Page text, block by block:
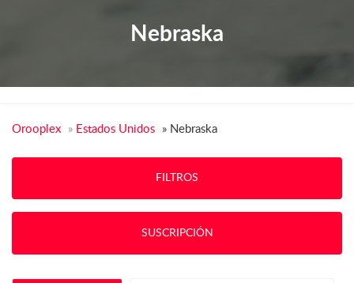
Nebraska
Orooplex » Estados Unidos » Nebraska
FILTROS
SUSCRIPCIÓN